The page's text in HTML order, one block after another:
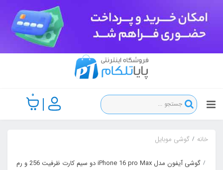
0
خانه گوشی موبایل
گوشی آیفون مدل iPhone 16 pro Max دو سیم‌ کارت ظرفیت 256 و رم